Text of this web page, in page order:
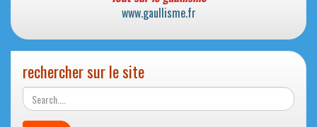
www.gaullisme.fr
rechercher sur le site